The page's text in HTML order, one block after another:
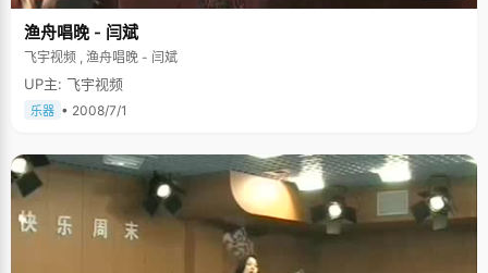
渔舟唱晚 - 闫斌
飞宇视频 , 渔舟唱晚 - 闫斌
UP主: 飞宇视频
乐器 • 2008/7/1